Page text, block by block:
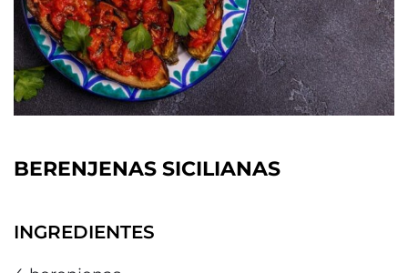
BERENJENAS SICILIANAS
INGREDIENTES